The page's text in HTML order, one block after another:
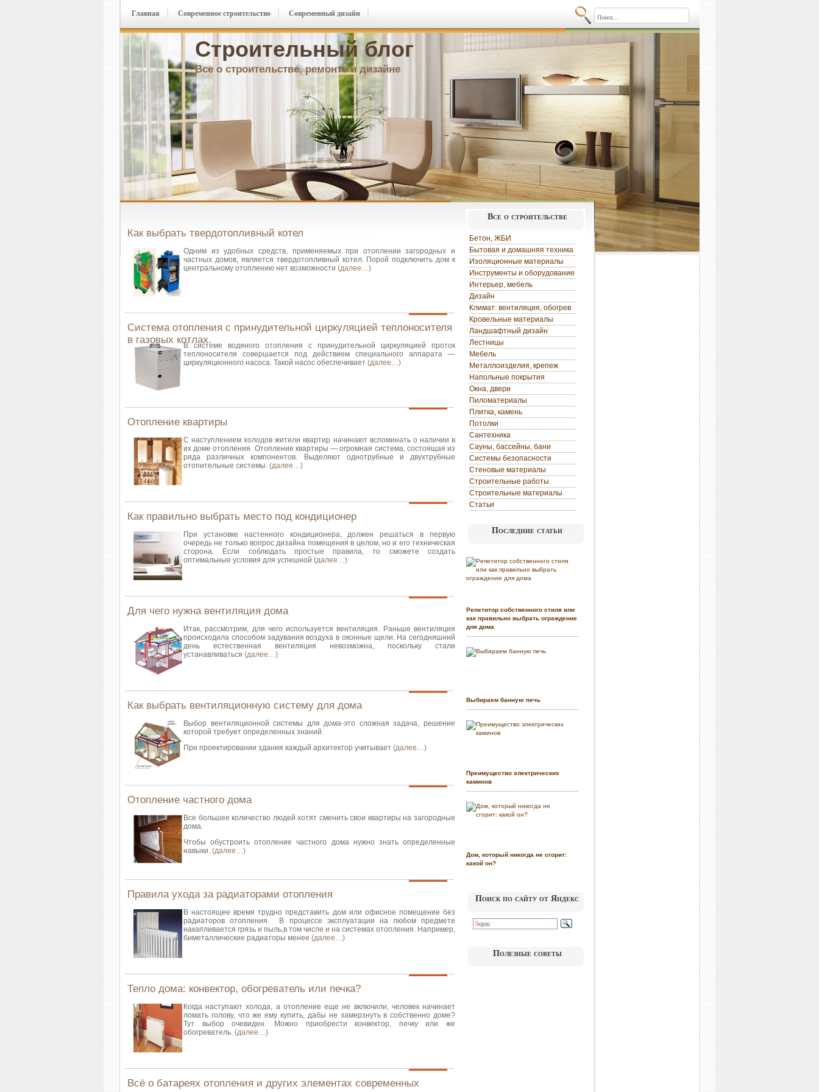
Строительный блог
Все о строительстве, ремонте и дизайне
Главная Современное строительство Современный дизайн
Как выбрать твердотопливный котел
Одним из удобных средств, применяемых при отоплении загородных и
частных домов, является твердотопливный котел. Порой подключить дом к
центральному отоплению нет возможности (далее…)
Система отопления с принудительной циркуляцией теплоносителя
в газовых котлах.В системе водяного отопления с принудительной циркуляцией проток
теплоносителя совершается под действием специального аппарата —
циркуляционного насоса. Такой насос обеспечивает (далее…)
Отопление квартиры
С наступлением холодов жители квартир начинают вспоминать о наличии в
их доме отопления. Отопление квартиры — огромная система, состоящая из
ряда различных компонентов. Выделяют однотрубные и двухтрубные
отопительные системы. (далее…)
Как правильно выбрать место под кондиционер
При установке настенного кондиционера, должен решаться в первую
очередь не только вопрос дизайна помещения в целом, но и его техническая
сторона. Если соблюдать простые правила, то сможете создать
оптимальные условия для успешной (далее…)
Для чего нужна вентиляция дома
Итак, рассмотрим, для чего используется вентиляция. Раньше вентиляция
происходила способом задувания воздуха в оконные щели. На сегодняшний
день естественная вентиляция невозможна, поскольку стали
устанавливаться (далее…)
Как выбрать вентиляционную систему для дома
Выбор вентиляционной системы для дома-это сложная задача, решение
которой требует определенных знаний.
При проектировании здания каждый архитектор учитывает (далее…)
Отопление частного дома
Все большее количество людей хотят сменить свои квартиры на загородные
дома.
Чтобы обустроитьотопление частного дома нужно знать определенные
навыки. (далее…)
Правила ухода за радиаторами отопления
В настоящее время трудно представить дом или офисное помещение без
радиаторов отопления. В процессе эксплуатации на любом предмете
накапливается грязь и пыль,в том числе и на системах отопления. Например,
биметаллические радиаторы менее (далее…)
Тепло дома: конвектор, обогреватель или печка?
Когда наступают холода, а отопление еще не включили, человек начинает
ломать голову, что же ему купить, дабы не замерзнуть в собственно доме?
Тут выбор очевиден. Можно приобрести конвектор, печку или же
обогреватель. (далее…)
Всё о батареях отопления и других элементах современных
Все о строительстве
Бетон, ЖБИ
Бытовая и домашняя техника
Изоляционные материалы
Инструменты и оборудование
Интерьер, мебель
Дизайн
Климат: вентиляция, обогрев
Кровельные материалы
Ландшафтный дизайн
Лестницы
Мебель
Металлоизделия, крепеж
Напольные покрытия
Окна, двери
Пиломатериалы
Плитка, камень
Потолки
Сантехника
Сауны, бассейны, бани
Системы безопасности
Стеновые материалы
Строительные работы
Строительные материалы
Статьи
Последние статьи
Репетитор собственного стиля или
как правильно выбрать ограждение
для дома
Выбираем банную печь
Преимущество электрических
каминов
Дом, который никогда не сгорит:
какой он?
Поиск по сайту от Яндекс
Полезные советы